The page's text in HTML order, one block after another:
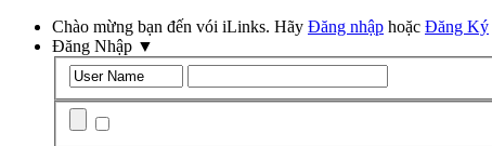
Chào mừng bạn đến vói iLinks. Hãy Đăng nhập hoặc Đăng Ký
Đăng Nhập ▼